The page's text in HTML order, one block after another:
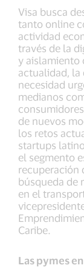
Visa busca
tanto online
actividad
través de la
y aislamiento
actualidad, la
necesidad
medianos
de nuevos
los retos
startups
el segmento
recuperación
búsqueda de
en el
Caribe.
Las pymes